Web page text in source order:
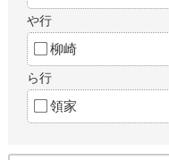
や行
柳崎
ら行
領家